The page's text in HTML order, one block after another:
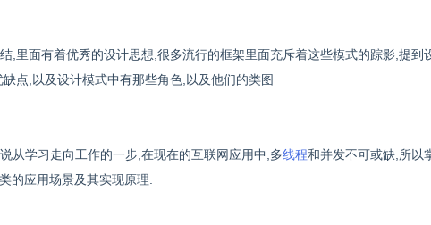
,里面有着优秀的设计思想,很多流行的框架里面充斥着这些模式的踪影,提到
点,以及设计模式中有那些角色,以及他们的类图
从学习走向工作的一步,在现在的互联网应用中,多线程和并发不可或缺,所以
的应用场景及其实现原理.